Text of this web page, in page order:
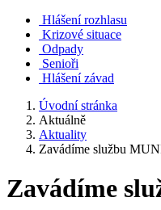
Hlášení rozhlasu
Krizové situace
Odpady
Senioři
Hlášení závad
Úvodní stránka
Aktuálně
Aktuality
Zavádíme službu
Zavádíme